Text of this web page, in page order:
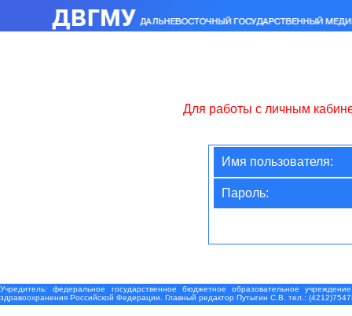
Для работы с личным
Имя пользователя:
Пароль:
Учредитель: федеральное государственное бюджетное образовательное
здравоохранения Российской Федерации. Главный редактор Путыгин С.В. тел.: